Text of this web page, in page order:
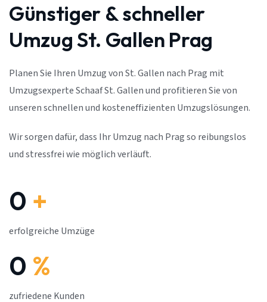
Günstiger & schneller
Umzug St. Gallen Prag
Planen Sie Ihren Umzug von St. Gallen nach Prag mit
Umzugsexperte Schaaf St. Gallen und profitieren Sie von
unseren schnellen und kosteneffizienten Umzugslösungen.
Wir sorgen dafür, dass Ihr Umzug nach Prag so reibungslos
und stressfrei wie möglich verläuft.
0 +
erfolgreiche Umzüge
0 %
zufriedene Kunden